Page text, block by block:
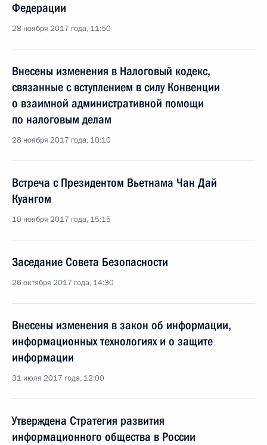
Федерации
28 ноября 2017 года, 11:50
Внесены изменения в Налоговый кодекс,
связанные с вступлением в силу Конвенции
о взаимной административной помощи
по налоговым делам
28 ноября 2017 года, 10:10
Встреча с Президентом Вьетнама Чан Дай
Куангом
10 ноября 2017 года, 15:15
Заседание Совета Безопасности
26 октября 2017 года, 14:30
Внесены изменения в закон об информации,
информационных технологиях и о защите
информации
31 июля 2017 года, 12:00
Утверждена Стратегия развития
информационного общества в России